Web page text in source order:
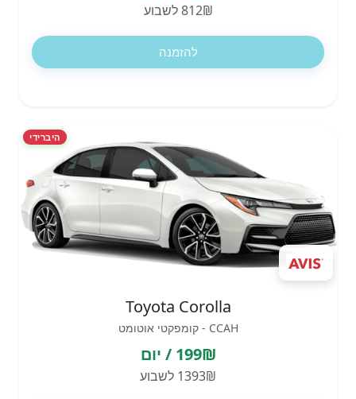
812₪ לשבוע
להזמנה
היברידי
Toyota Corolla
CCAH - קומפקטי אוטומט
199₪ / יום
1393₪ לשבוע